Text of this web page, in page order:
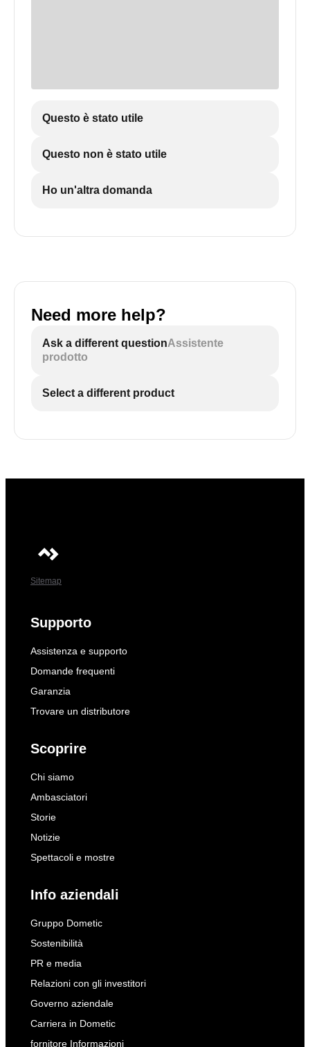
Questo è stato utile
Questo non è stato utile
Ho un'altra domanda
Need more help?
Ask a different questionAssistente
prodotto
Select a different product
Sitemap
Supporto
Assistenza e supporto
Domande frequenti
Garanzia
Trovare un distributore
Scoprire
Chi siamo
Ambasciatori
Storie
Notizie
Spettacoli e mostre
Info aziendali
Gruppo Dometic
Sostenibilità
PR e media
Relazioni con gli investitori
Governo aziendale
Carriera in Dometic
fornitore Informazioni